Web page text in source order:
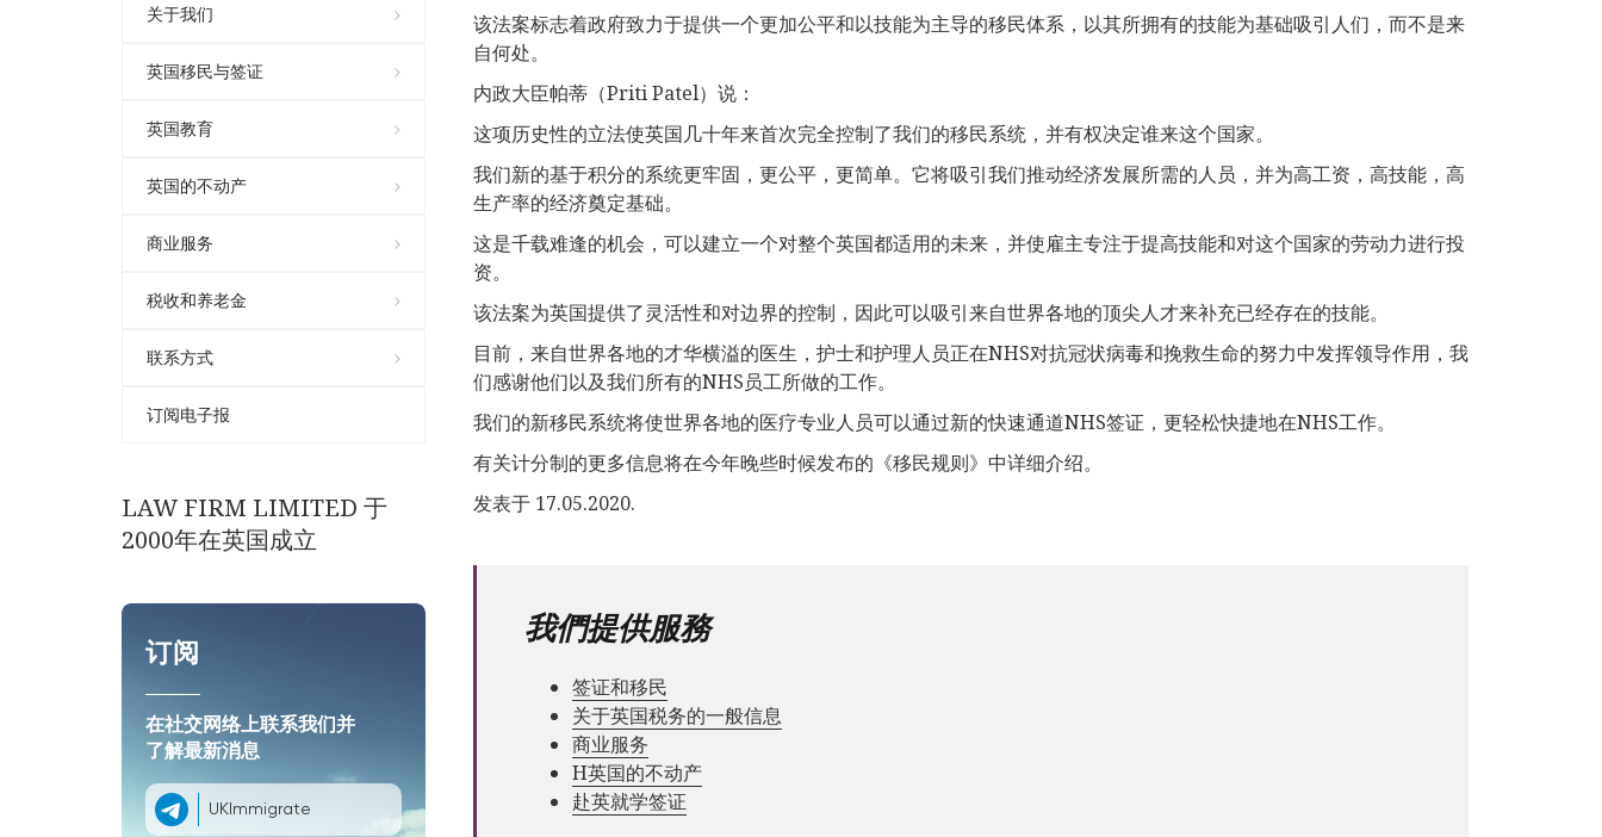
关于我们
英国移民与签证
英国教育
英国的不动产
商业服务
税收和养老金
联系方式
订阅电子报
LAW FIRM LIMITED 于
2000年在英国成立
订阅
在社交网络上联系我们并
了解最新消息
UKImmigrate
该法案标志着政府致力于提供一个更加公平和以技能为主导的移民体系，以其所拥有的技能为基础吸引人们，而不是来
自何处。
内政大臣帕蒂（Priti Patel）说：
这项历史性的立法使英国几十年来首次完全控制了我们的移民系统，并有权决定谁来这个国家。
我们新的基于积分的系统更牢固，更公平，更简单。它将吸引我们推动经济发展所需的人员，并为高工资，高技能，高
生产率的经济奠定基础。
这是千载难逢的机会，可以建立一个对整个英国都适用的未来，并使雇主专注于提高技能和对这个国家的劳动力进行投
资。
该法案为英国提供了灵活性和对边界的控制，因此可以吸引来自世界各地的顶尖人才来补充已经存在的技能。
目前，来自世界各地的才华横溢的医生，护士和护理人员正在NHS对抗冠状病毒和挽救生命的努力中发挥领导作用，我
们感谢他们以及我们所有的NHS员工所做的工作。
我们的新移民系统将使世界各地的医疗专业人员可以通过新的快速通道NHS签证，更轻松快捷地在NHS工作。
有关计分制的更多信息将在今年晚些时候发布的《移民规则》中详细介绍。
发表于 17.05.2020.
我們提供服務
签证和移民
关于英国税务的一般信息
商业服务
Н英国的不动产
赴英就学签证